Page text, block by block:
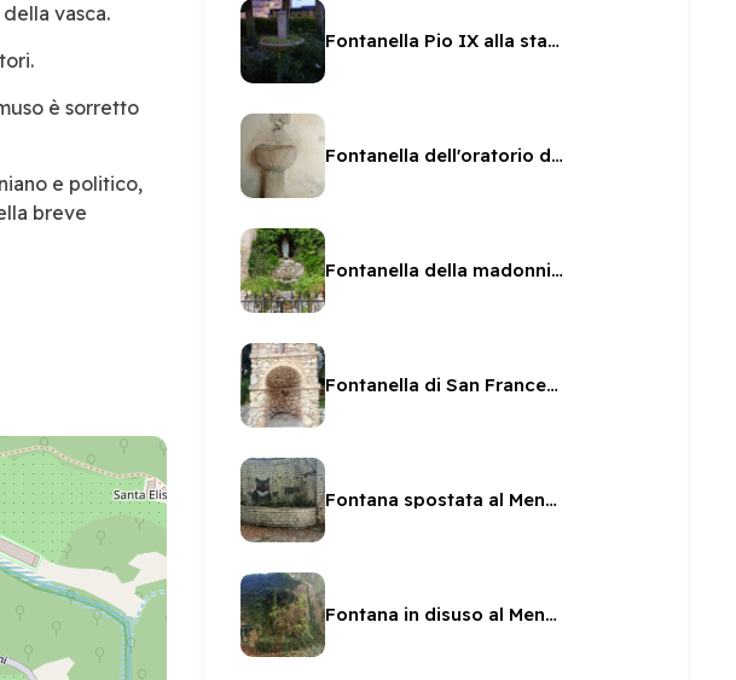
vasca.
è sorretto
e politico,
breve
Fontanella Pio IX alla stazione
Fontanella dell'oratorio di San Pietro e Paolo
Fontanella della madonnina del convento
Fontanella di San Francesco
Fontana spostata al Mendes
Fontana in disuso al Mendes